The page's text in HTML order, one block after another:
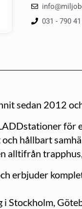
031 - 790
sedan 2012
för
hållbart
alltifrån
erbjuder
Stockholm,